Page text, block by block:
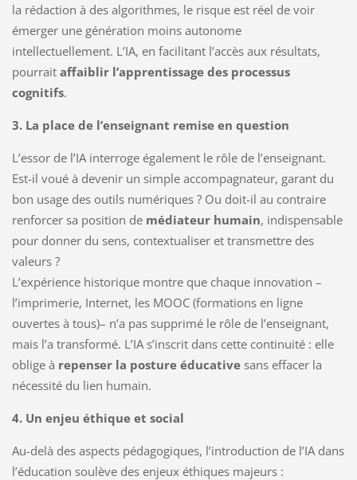
la rédaction à des algorithmes, le risque est réel de voir
émerger une génération moins autonome
intellectuellement. L’IA, en facilitant l’accès aux résultats,
pourrait affaiblir l’apprentissage des processus
cognitifs.
3. La place de l’enseignant remise en question
L’essor de l’IA interroge également le rôle de l’enseignant.
Est-il voué à devenir un simple accompagnateur, garant du
bon usage des outils numériques ? Ou doit-il au contraire
renforcer sa position de médiateur humain, indispensable
pour donner du sens, contextualiser et transmettre des
valeurs ?
L’expérience historique montre que chaque innovation –
l’imprimerie, Internet, les MOOC (formations en ligne
ouvertes à tous)– n’a pas supprimé le rôle de l’enseignant,
mais l’a transformé. L’IA s’inscrit dans cette continuité : elle
oblige à repenser la posture éducativesans effacer la
nécessité du lien humain.
4. Un enjeu éthique et social
Au-delà des aspects pédagogiques, l’introduction de l’IA dans
l’éducation soulève des enjeux éthiques majeurs :